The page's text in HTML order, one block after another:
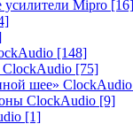
Mipro [16]
[148]
[75]
шее» ClockAudio
ClockAudio [9]
[1]